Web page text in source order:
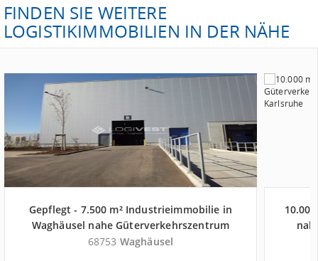
FINDEN SIE WEITERE
LOGISTIKIMMOBILIEN IN DER NÄHE
Gepflegt - 7.500 m² Industrieimmobilie in
Waghäusel nahe Güterverkehrszentrum
Terminal Germersheim - Landkreis Karlsruhe
68753 Waghäusel